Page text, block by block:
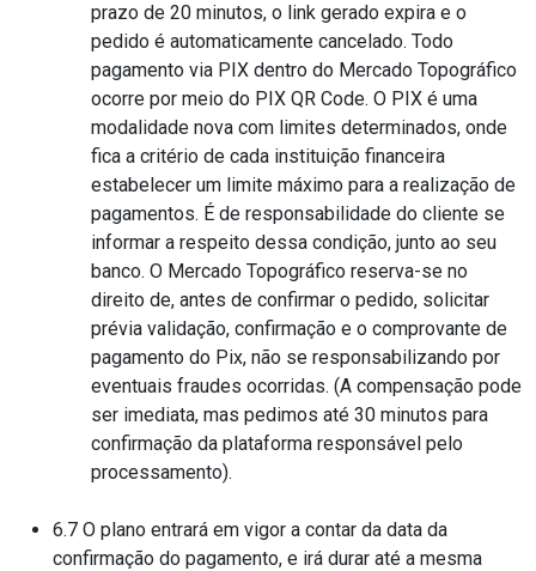
prazo de 20 minutos, o link gerado expira e o
pedido é automaticamente cancelado. Todo
pagamento via PIX dentro do Mercado Topográfico
ocorre por meio do PIX QR Code. O PIX é uma
modalidade nova com limites determinados, onde
fica a critério de cada instituição financeira
estabelecer um limite máximo para a realização de
pagamentos. É de responsabilidade do cliente se
informar a respeito dessa condição, junto ao seu
banco. O Mercado Topográfico reserva-se no
direito de, antes de confirmar o pedido, solicitar
prévia validação, confirmação e o comprovante de
pagamento do Pix, não se responsabilizando por
eventuais fraudes ocorridas. (A compensação pode
ser imediata, mas pedimos até 30 minutos para
confirmação da plataforma responsável pelo
processamento).
6.7 O plano entrará em vigor a contar da data da
confirmação do pagamento, e irá durar até a mesma